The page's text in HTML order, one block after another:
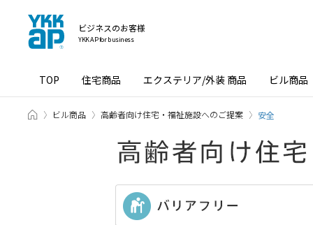
ビジネスのお客様
YKK AP for business
TOP 住宅商品 エクステリア/外装 商品 ビル商品
TOP ビル商品 高齢者向け住宅・福祉施設へのご提案 安全